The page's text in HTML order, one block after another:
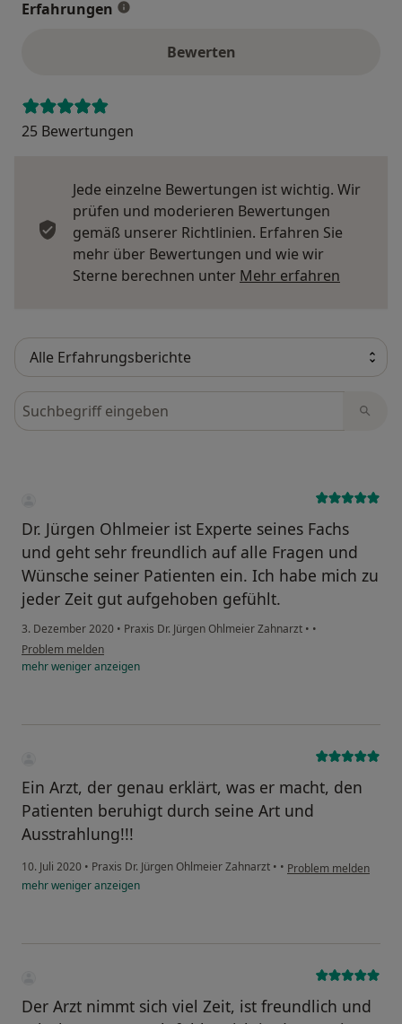
Erfahrungen
Bewerten
25 Bewertungen
Jede einzelne Bewertungen ist wichtig. Wir
prüfen und moderieren Bewertungen
gemäß unserer Richtlinien. Erfahren Sie
mehr über Bewertungen und wie wir
Sterne berechnen unter Mehr erfahren
Bewertungen durchsuchen
Dr. Jürgen Ohlmeier ist Experte seines Fachs
und geht sehr freundlich auf alle Fragen und
Wünsche seiner Patienten ein. Ich habe mich zu
jeder Zeit gut aufgehoben gefühlt.
3. Dezember 2020 • Praxis Dr. Jürgen Ohlmeier Zahnarzt • •
Problem melden
mehrwenigeranzeigen
Ein Arzt, der genau erklärt, was er macht, den
Patienten beruhigt durch seine Art und
Ausstrahlung!!!
10. Juli 2020 • Praxis Dr. Jürgen Ohlmeier Zahnarzt • • Problem melden
mehrwenigeranzeigen
Der Arzt nimmt sich viel Zeit, ist freundlich und